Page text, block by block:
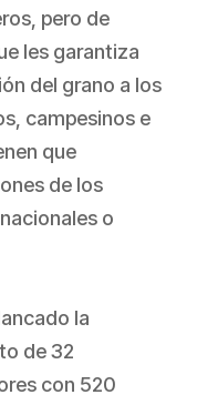
pero de
les garantiza
del grano a los
campesinos e
que
de los
o
la
de 32
con 520